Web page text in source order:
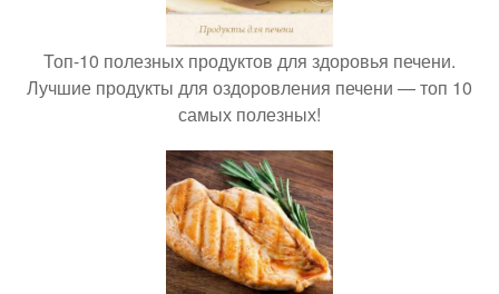
Топ-10 полезных продуктов для здоровья печени.
Лучшие продукты для оздоровления печени — топ 10
самых полезных!